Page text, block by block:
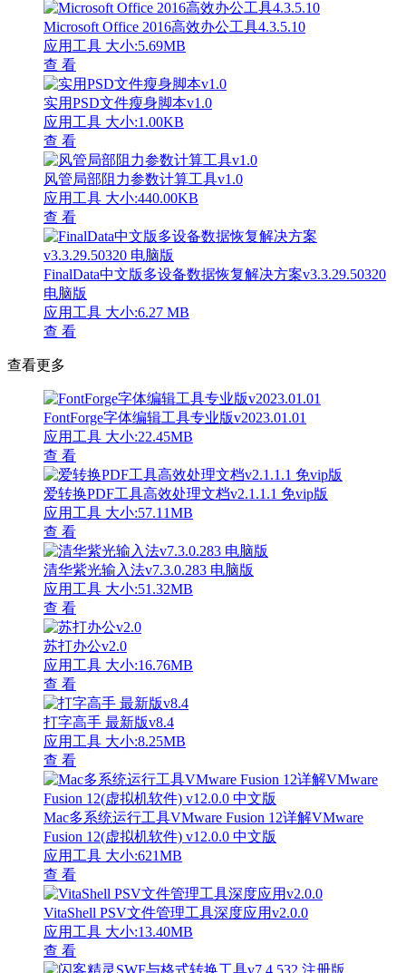
Microsoft Office 2016高效办公工具4.3.5.10
应用工具 大小:5.69MB
查 看
实用PSD文件瘦身脚本v1.0
应用工具 大小:1.00KB
查 看
风管局部阻力参数计算工具v1.0
应用工具 大小:440.00KB
查 看
FinalData中文版多设备数据恢复解决方案v3.3.29.50320
电脑版
应用工具 大小:6.27 MB
查 看
查看更多
FontForge字体编辑工具专业版v2023.01.01
应用工具 大小:22.45MB
查 看
爱转换PDF工具高效处理文档v2.1.1.1 免vip版
应用工具 大小:57.11MB
查 看
清华紫光输入法v7.3.0.283 电脑版
应用工具 大小:51.32MB
查 看
苏打办公v2.0
应用工具 大小:16.76MB
查 看
打字高手 最新版v8.4
应用工具 大小:8.25MB
查 看
Mac多系统运行工具VMware Fusion 12详解VMware
Fusion 12(虚拟机软件) v12.0.0 中文版
应用工具 大小:621MB
查 看
VitaShell PSV文件管理工具深度应用v2.0.0
应用工具 大小:13.40MB
查 看